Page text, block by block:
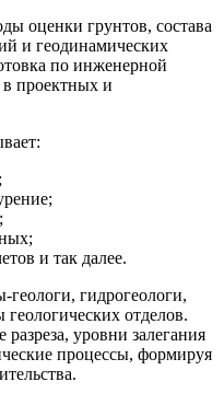
оценки грунтов, состава
и геодинамических
по инженерной
в проектных и
и так далее.
геологи, гидрогеологи,
отделов.
уровни залегания
процессы, формируя